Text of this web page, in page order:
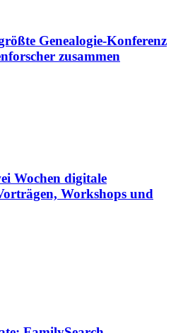
Genealogie-Konferenz
zusammen
Wochen digitale
Workshops und